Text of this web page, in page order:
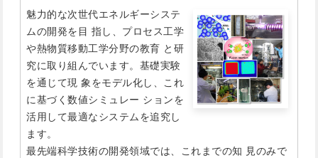
魅力的な次世代エネルギーシステ
ムの開発を目 指し、プロセス工学
や熱物質移動工学分野の教育 と研
究に取り組んでいます。基礎実験
を通じて現 象をモデル化し、これ
に基づく数値シミュレー ションを
活用して最適なシステムを追究し
ます。
最先端科学技術の開発領域では、これまでの知 見のみで